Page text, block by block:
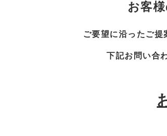
お客
ご要望に沿ったご提
下記お問い合